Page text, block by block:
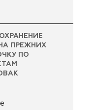
ПРЕЖНИХ
ПО